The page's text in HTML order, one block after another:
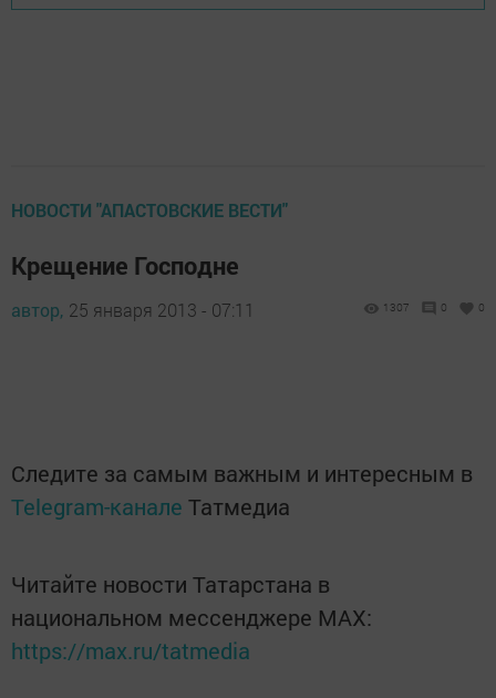
НОВОСТИ "АПАСТОВСКИЕ ВЕСТИ"
Крещение Господне
автор, 25 января 2013 - 07:11 1307 0 0
Следите за самым важным и интересным в
Telegram-канале Татмедиа
Читайте новости Татарстана в
национальном мессенджере MАХ:
https://max.ru/tatmedia